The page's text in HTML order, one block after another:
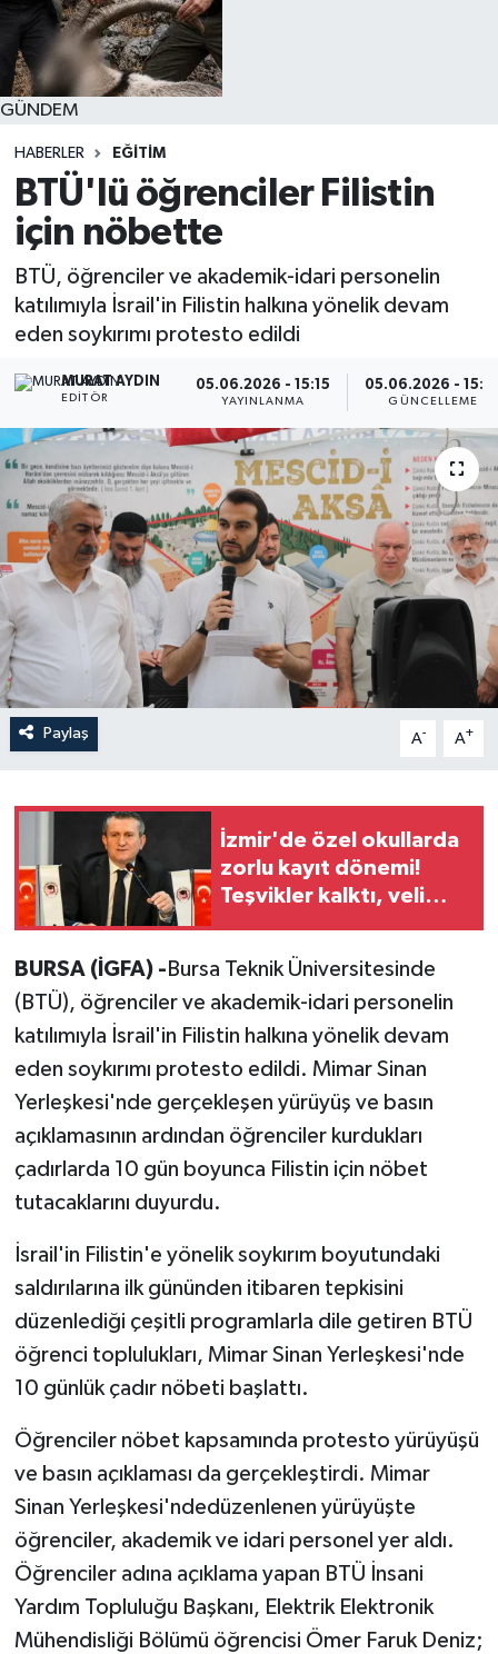
GÜNDEM
HABERLER EĞİTİM
BTÜ'lü öğrenciler Filistin
için nöbette
BTÜ, öğrenciler ve akademik-idari personelin
katılımıyla İsrail'in Filistin halkına yönelik devam
eden soykırımı protesto edildi
MURAT AYDIN
EDITÖR
05.06.2026 - 15:15
YAYINLANMA
05.06.2026 -
GÜNCELLEME
Paylaş A- A+
İzmir'de özel okullarda
zorlu kayıt dönemi!
Teşvikler kalktı, veli
BURSA (İGFA) - Bursa Teknik Üniversitesinde
(BTÜ), öğrenciler ve akademik-idari personelin
katılımıyla İsrail'in Filistin halkına yönelik devam
eden soykırımı protesto edildi. Mimar Sinan
Yerleşkesi'nde gerçekleşen yürüyüş ve basın
açıklamasının ardından öğrenciler kurdukları
çadırlarda 10 gün boyunca Filistin için nöbet
tutacaklarını duyurdu.
İsrail'in Filistin'e yönelik soykırım boyutundaki
saldırılarına ilk gününden itibaren tepkisini
düzenlediği çeşitli programlarla dile getiren BTÜ
öğrenci toplulukları, Mimar Sinan Yerleşkesi'nde
10 günlük çadır nöbeti başlattı.
Öğrenciler nöbet kapsamında protesto yürüyüşü
ve basın açıklaması da gerçekleştirdi. Mimar
Sinan Yerleşkesi'ndedüzenlenen yürüyüşte
öğrenciler, akademik ve idari personel yer aldı.
Öğrenciler adına açıklama yapan BTÜ İnsani
Yardım Topluluğu Başkanı, Elektrik Elektronik
Mühendisliği Bölümü öğrencisi Ömer Faruk Deniz;